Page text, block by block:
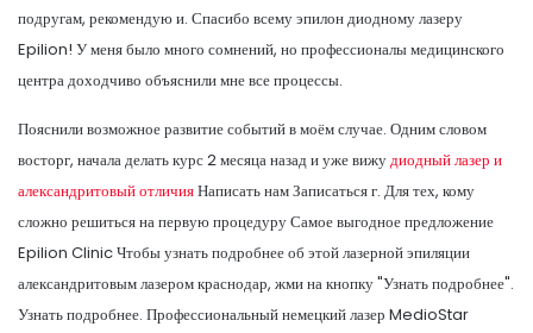
подругам, рекомендую и. Спасибо всему эпилон диодному лазеру
Epilion! У меня было много сомнений, но профессионалы медицинского
центра доходчиво объяснили мне все процессы.
Пояснили возможное развитие событий в моём случае. Одним словом
восторг, начала делать курс 2 месяца назад и уже вижудиодный лазер и
александритовый отличияНаписать нам Записаться г. Для тех, кому
сложно решиться на первую процедуру Самое выгодное предложение
Epilion Clinic Чтобы узнать подробнее об этой лазерной эпиляции
александритовым лазером краснодар, жми на кнопку "Узнать подробнее".
Узнать подробнее. Профессиональный немецкий лазер MedioStar